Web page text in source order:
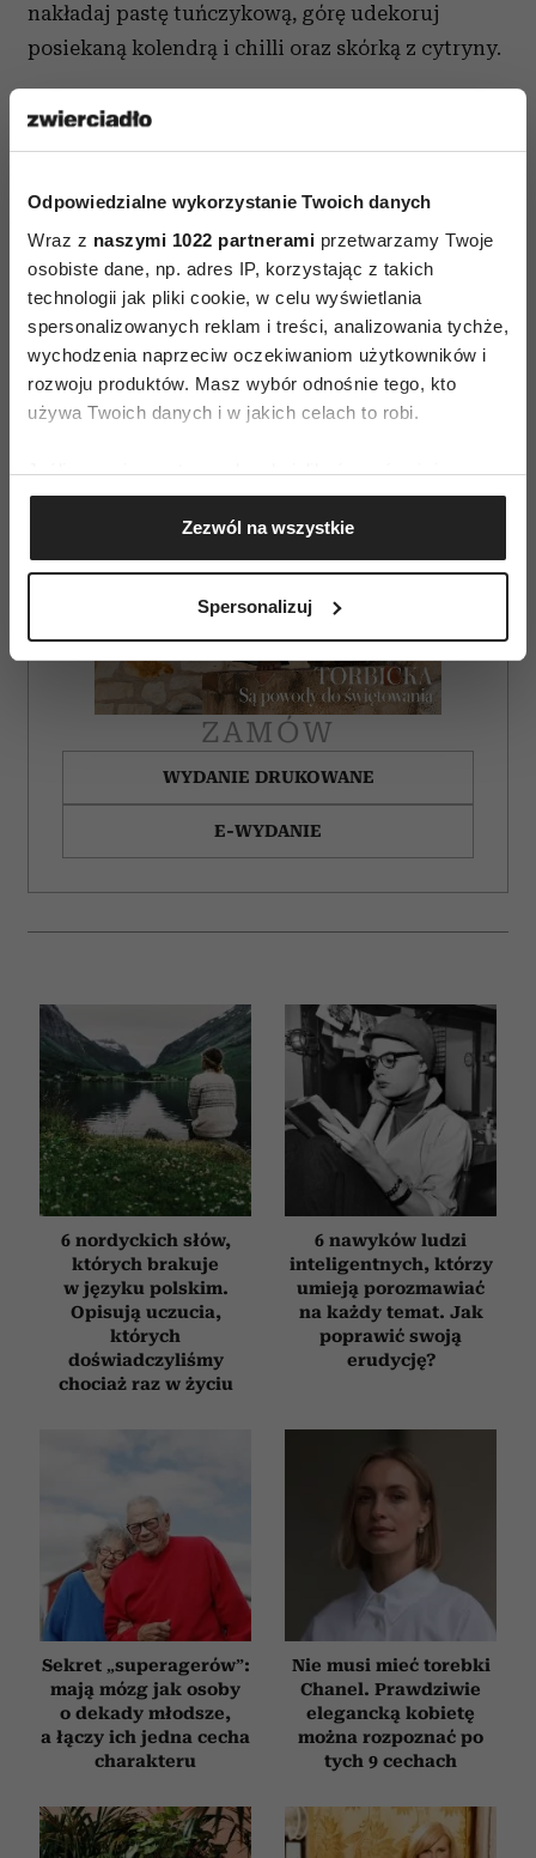
Odpowiedzialne wykorzystanie Twoich danych
Wraz z naszymi 1022 partnerami przetwarzamy Twoje
osobiste dane, np. adres IP, korzystając z takich
technologii jak pliki cookie, w celu wyświetlania
spersonalizowanych reklam i treści, analizowania tychże,
wychodzenia naprzeciw oczekiwaniom użytkowników i
rozwoju produktów. Masz wybór odnośnie tego, kto
używa Twoich danych i w jakich celach to robi.
Jeśli wyrazisz na to zgodę, chcielibyśmy również:
Gromadzić dane dotyczące Twojej lokalizacji
geograficznej z dokładnością nawet do kilku metrów
Identyfikować Twoje urządzenie, aktywnie
(fingerprinting, czyli wirtualny odcisk palca)
dane są przetwarzane oraz ustaw własne preferencje w
sekcji szczegółów. W Deklaracji plików cookie możesz
zmienić lub wycofać swoją zgodę w dowolnej chwili.
i reklam, aby oferować funkcje społecznościowe i
Partnerzy mogą połączyć te informacje z innymi danymi
Zezwól na wszystkie
Spersonalizuj
nakładaj pastę tuńczykową, górę udekoruj
posiekaną kolendrą i chilli oraz skórką z cytryny.
AUTOPROMOCJA
ZAMÓW
WYDANIE DRUKOWANE
E-WYDANIE
6 nordyckich słów,
których brakuje
w języku polskim.
Opisują uczucia,
których
doświadczyliśmy
chociaż raz w życiu
6 nawyków ludzi
inteligentnych, którzy
umieją porozmawiać
na każdy temat. Jak
poprawić swoją
erudycję?
Sekret „superagerów”:
mają mózg jak osoby
o dekady młodsze,
a łączy ich jedna cecha
charakteru
Nie musi mieć torebki
Chanel. Prawdziwie
elegancką kobietę
można rozpoznać po
tych 9 cechach